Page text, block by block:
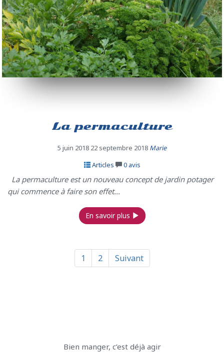
La permaculture
5 juin 2018 22 septembre 2018 Marie
Articles
0avis
La permaculture est un nouveau concept de jardin potager
qui commence à faire son effet...
En savoir plus
1 2 Suivant
Bien manger, c’est déjà agir